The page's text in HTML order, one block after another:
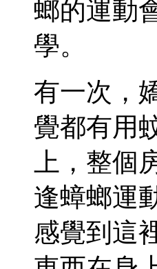
螂的運動
學。
有一次，
覺都有用
上，整個
逢蟑螂運
感覺到這